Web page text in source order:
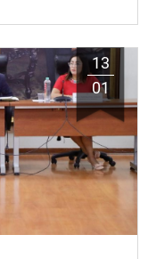
13
01